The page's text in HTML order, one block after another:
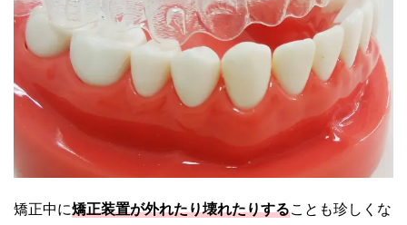
矯正中に矯正装置が外れたり壊れたりすることも珍しくな